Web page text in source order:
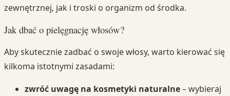
zewnętrznej, jak i troski o organizm od środka.
Jak dbać o pielęgnację włosów?
Aby skutecznie zadbać o swoje włosy, warto kierować się
kilkoma istotnymi zasadami:
zwróć uwagę na kosmetyki naturalne– wybieraj